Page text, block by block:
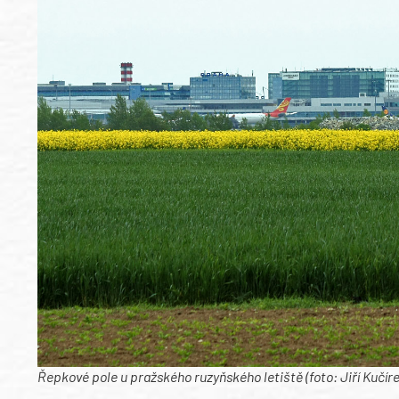
Řepkové pole u pražského ruzyňského letiště (foto: Jiří